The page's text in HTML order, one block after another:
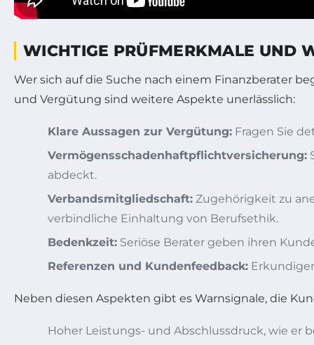
WICHTIGE PRÜFMERKMALE UND
Wer sich auf die Suche nach einem Finanzberater
und Vergütung sind weitere Aspekte unerlässlich:
Klare Aussagen zur Vergütung: Fragen Sie
Vermögensschadenhaftpflichtversicherung:
abdeckt.
Verbandsmitgliedschaft: Zugehörigkeit zu
verbindliche Einhaltung von Berufsethik.
Bedenkzeit: Seriöse Berater geben ihren
Referenzen und Kundenfeedback:
Neben diesen Aspekten gibt es Warnsignale, die
Hoher Leistungs- und Abschlussdruck, wie er